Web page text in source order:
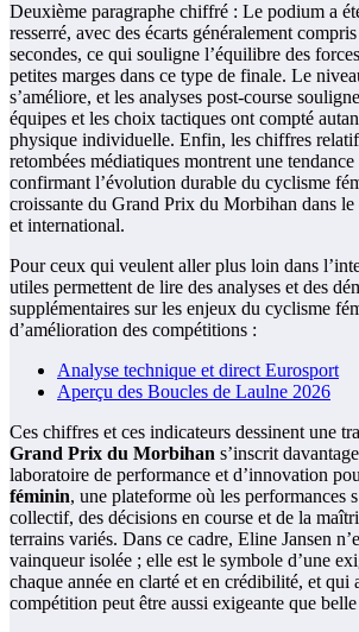
Deuxième paragraphe chiffré : Le podium a
resserré, avec des écarts généralement
secondes, ce qui souligne l’équilibre des
petites marges dans ce type de finale. Le
s’améliore, et les analyses post‑course
équipes et les choix tactiques ont compté
physique individuelle. Enfin, les chiffres
retombées médiatiques montrent une tendance
confirmant l’évolution durable du cyclisme
croissante du Grand Prix du Morbihan dans
et international.
Pour ceux qui veulent aller plus loin dans
utiles permettent de lire des analyses et des
supplémentaires sur les enjeux du cyclisme
d’amélioration des compétitions :
Analyse technique et direct Eurosport
Aperçu des Boucles de Laulne 2026
Ces chiffres et ces indicateurs dessinent une
Grand Prix du Morbihan s’inscrit
laboratoire de performance et d’innovation
féminin, une plateforme où les performances
collectif, des décisions en course et de la
terrains variés. Dans ce cadre, Eline Jansen
vainqueur isolée ; elle est le symbole d’une
chaque année en clarté et en crédibilité, et qui
compétition peut être aussi exigeante que belle